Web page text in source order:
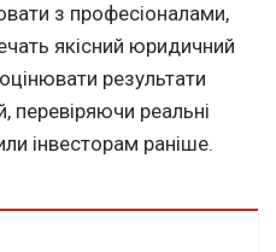
з професіоналами,
якісний юридичний
результати
перевіряючи реальні
інвесторам раніше.